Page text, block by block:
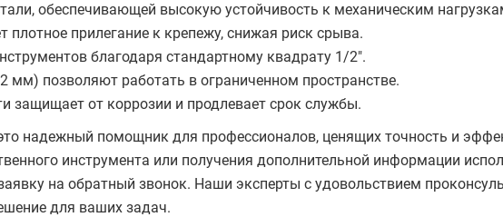
обеспечивающей высокую устойчивость к механическим
прилегание к крепежу, снижая риск срыва.
благодаря стандартному квадрату 1/2".
мм) позволяют работать в ограниченном пространстве.
защищает от коррозии и продлевает срок службы.
надежный помощник для профессионалов, ценящих точность и
инструмента или получения дополнительной информации
на обратный звонок. Наши эксперты с удовольствием
для ваших задач.